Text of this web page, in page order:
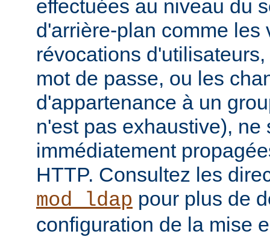
effectuées au niveau du
d'arrière-plan comme les
révocations
mot de passe, ou les
d'appartenance à un
n'est pas exhaustive), ne
immédiatement
HTTP. Consultez les
mod_ldap pour plus de
configuration de la mise